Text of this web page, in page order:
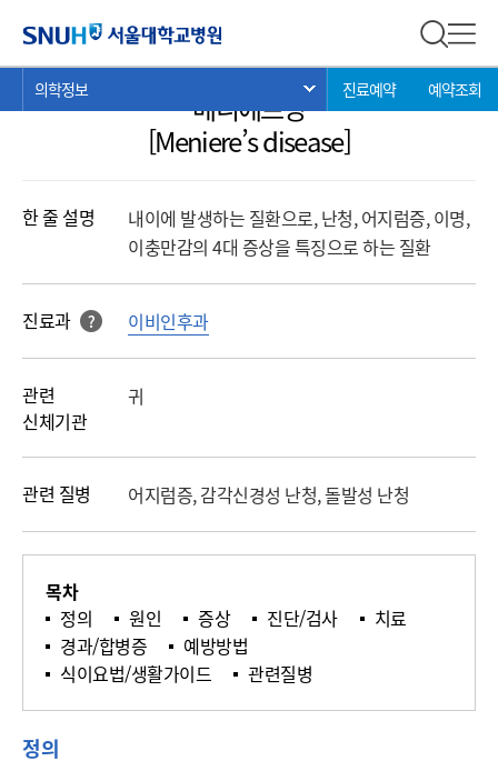
전체 검
현
재
의학정보 서브 메뉴 목록 열기
진료예약 예약조회
의학정보
메니에르병
[Meniere’s disease]
한 줄 설명
내이에 발생하는 질환으로, 난청, 어지럼증, 이명,
이충만감의 4대 증상을 특징으로 하는 질환
진료과 해당 과를 클릭 하면진료과로 바로 연결됩니다.
이비인후과
관련
신체기관
귀
관련 질병 어지럼증, 감각신경성 난청, 돌발성 난청
목차
정의
원인 증상 진단/검사
치료
경과/합병증
예방방법
식이요법/생활가이드
관련질병
정의